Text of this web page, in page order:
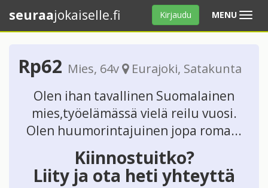
MENU Avaa
valikko
seuraajokaiselle.fi Kirjaudu
Rp62 Mies, 64v Eurajoki, Satakunta
Olen ihan tavallinen Suomalainen
mies,työelämässä vielä reilu vuosi.
Olen huumorintajuinen jopa roma...
Kiinnostuitko?
Liity ja ota heti yhteyttä